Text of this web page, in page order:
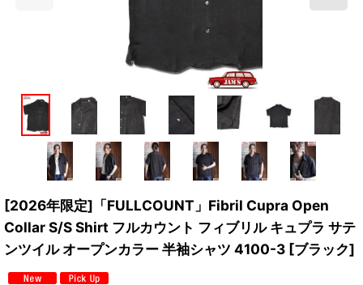
[2026年限定]「FULLCOUNT」Fibril Cupra Open
Collar S/S Shirt フルカウント フィブリル キュプラ サテ
ンツイル オープンカラー 半袖シャツ 4100-3 [ブラック]